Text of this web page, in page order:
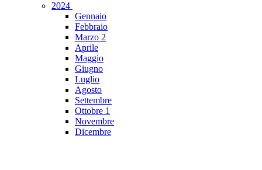
2024
Gennaio
Febbraio
Marzo 2
Aprile
Maggio
Giugno
Luglio
Agosto
Settembre
Ottobre 1
Novembre
Dicembre